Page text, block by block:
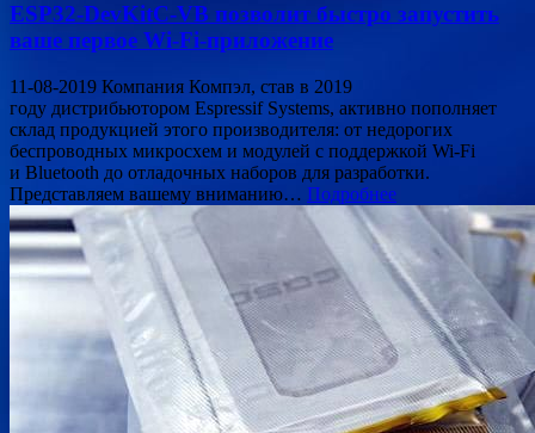
ESP32-DevKitC-VB позволит быстро запустить
ваше первое Wi-Fi-приложение
11-08-2019 Компания Компэл, став в 2019
году дистрибьютором Espressif Systems, активно пополняет
склад продукцией этого производителя: от недорогих
беспроводных микросхем и модулей с поддержкой Wi-Fi
и Bluetooth до отладочных наборов для разработки.
Представляем вашему вниманию… Подробнее